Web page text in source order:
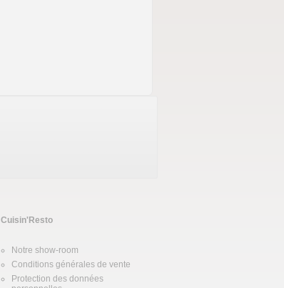
Cuisin'Resto
Notre show-room
Conditions générales de vente
Protection des données